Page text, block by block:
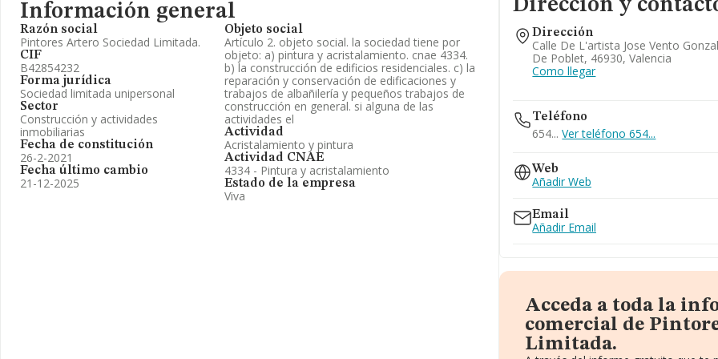
Información general
Razón social
Pintores Artero Sociedad Limitada.
CIF
B42854232
Forma jurídica
Sociedad limitada unipersonal
Sector
Construcción y actividades
inmobiliarias
Fecha de constitución
26-2-2021
Fecha último cambio
21-12-2025
Objeto social
Artículo 2. objeto social. la sociedad tiene por
objeto: a) pintura y acristalamiento. cnae 4334.
b) la construcción de edificios residenciales. c) la
reparación y conservación de edificaciones y
trabajos de albañilería y pequeños trabajos de
construcción en general. si alguna de las
actividades el
Actividad
Acristalamiento y pintura
Actividad CNAE
4334 - Pintura y acristalamiento
Estado de la empresa
Viva
Dirección y
Dirección
Calle De L'artista Jose Vento
De Poblet, 46930, Valencia
Como llegar
Teléfono
654...Ver teléfono 654...
Web
Añadir Web
Email
Añadir Email
Acceda a toda la
comercial de
Limitada.